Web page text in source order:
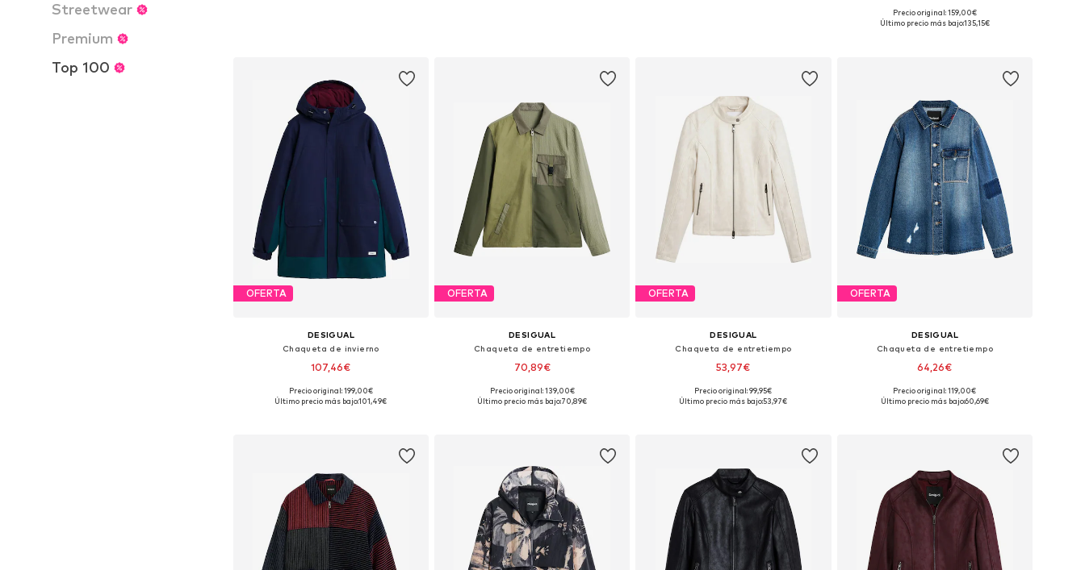
Streetwear
Premium
Top 100
Tallas disponibles: S, M, L, XL
Precio original: 159,00€
Último precio más bajo:135,15€
OFERTA
DESIGUAL
Chaqueta de invierno
107,46€
Tallas disponibles: S, M, L, XL
Precio original: 199,00€
Último precio más bajo:101,49€
OFERTA
DESIGUAL
Chaqueta de entretiempo
70,89€
Tallas disponibles: S, M, L, XL
Precio original: 139,00€
Último precio más bajo:70,89€
OFERTA
DESIGUAL
Chaqueta de entretiempo
53,97€
Tallas disponibles: XS, S, M, L, XL, XXL
Precio original: 99,95€
Último precio más bajo:53,97€
OFERTA
DESIGUAL
Chaqueta de entretiempo
64,26€
Tallas disponibles: S, M, L, XL
Precio original: 119,00€
Último precio más bajo:60,69€